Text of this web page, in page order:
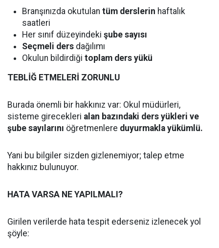
Branşınızda okutulan tüm derslerin haftalık
saatleri
Her sınıf düzeyindeki şube sayısı
Seçmeli ders dağılımı
Okulun bildirdiği toplam ders yükü
TEBLİĞ ETMELERİ ZORUNLU
Burada önemli bir hakkınız var: Okul müdürleri,
sisteme girecekleri alan bazındaki ders yükleri ve
şube sayılarını öğretmenlere duyurmakla yükümlü.
Yani bu bilgiler sizden gizlenemiyor; talep etme
hakkınız bulunuyor.
HATA VARSA NE YAPILMALI?
Girilen verilerde hata tespit ederseniz izlenecek yol
şöyle: